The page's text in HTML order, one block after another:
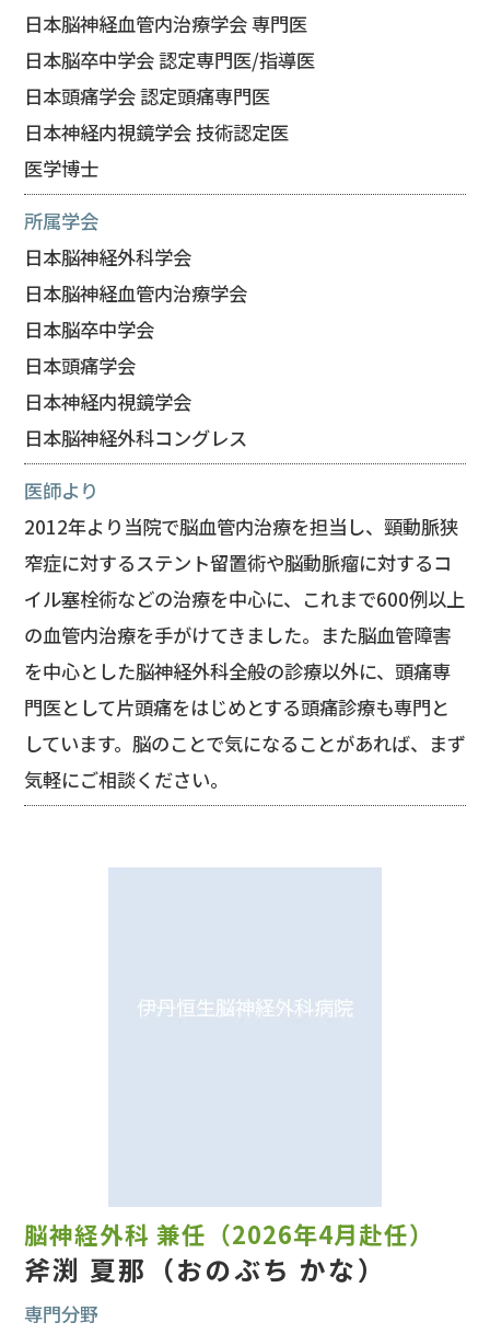
日本脳神経血管内治療学会 専門医
日本脳卒中学会 認定専門医/指導医
日本頭痛学会 認定頭痛専門医
日本神経内視鏡学会 技術認定医
医学博士
所属学会
日本脳神経外科学会
日本脳神経血管内治療学会
日本脳卒中学会
日本頭痛学会
日本神経内視鏡学会
日本脳神経外科コングレス
医師より
2012年より当院で脳血管内治療を担当し、頸動脈狭
窄症に対するステント留置術や脳動脈瘤に対するコ
イル塞栓術などの治療を中心に、これまで600例以上
の血管内治療を手がけてきました。また脳血管障害
を中心とした脳神経外科全般の診療以外に、頭痛専
門医として片頭痛をはじめとする頭痛診療も専門と
しています。脳のことで気になることがあれば、まず
気軽にご相談ください。
脳神経外科 兼任（2026年4月赴任）
斧渕 夏那（おのぶち かな）
専門分野